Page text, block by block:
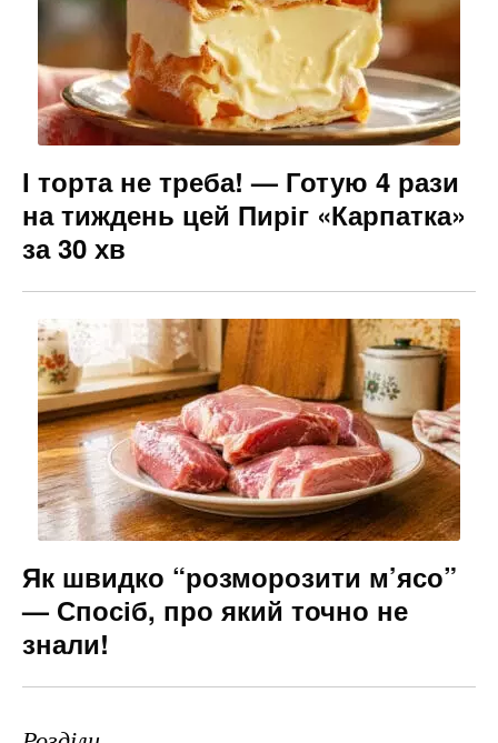
І торта не треба! — Готую 4 рази
на тиждень цей Пиріг «Карпатка»
за 30 хв
Як швидко “розморозити м’ясо”
— Спосіб, про який точно не
знали!